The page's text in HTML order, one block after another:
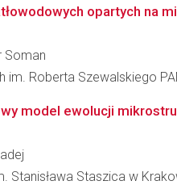
opartych na
Soman
im. Roberta Szewalskiego
model ewolucji
Stanisława Staszica w